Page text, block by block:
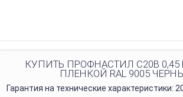
КУПИТЬ ПРОФНАСТИЛ C20B 0,45
ПЛЕНКОЙ RAL 9005
Гарантия на технические характеристики: